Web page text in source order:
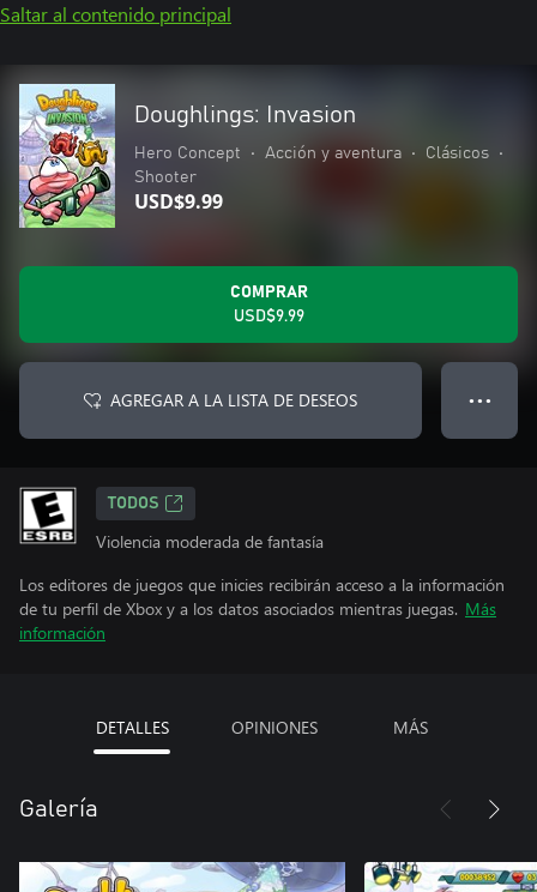
Saltar al contenido principal
Doughlings: Invasion
Hero Concept • Acción y aventura • Clásicos
•
Shooter
USD$9.99
COMPRAR
USD$9.99
AGREGAR A LA LISTA DE DESEOS ● ● ●
TODOS
Violencia moderada de fantasía
Los editores de juegos que inicies recibirán acceso a la información
de tu perfil de Xbox y a los datos asociados mientras juegas. Más
información
DETALLES OPINIONES MÁS
Galería